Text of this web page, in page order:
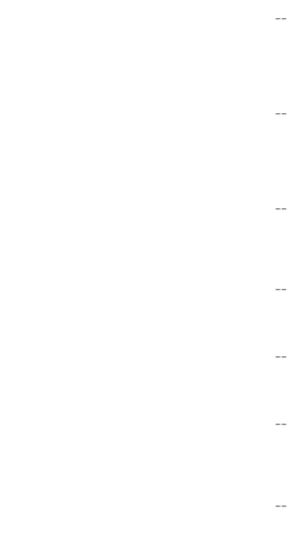
--
--
--
--
--
--
--